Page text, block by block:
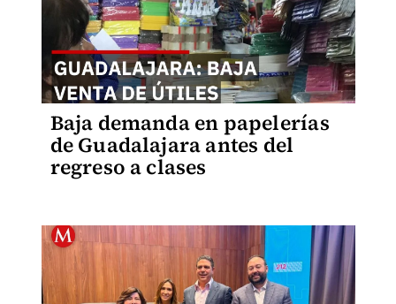
Baja demanda en papelerías
de Guadalajara antes del
regreso a clases